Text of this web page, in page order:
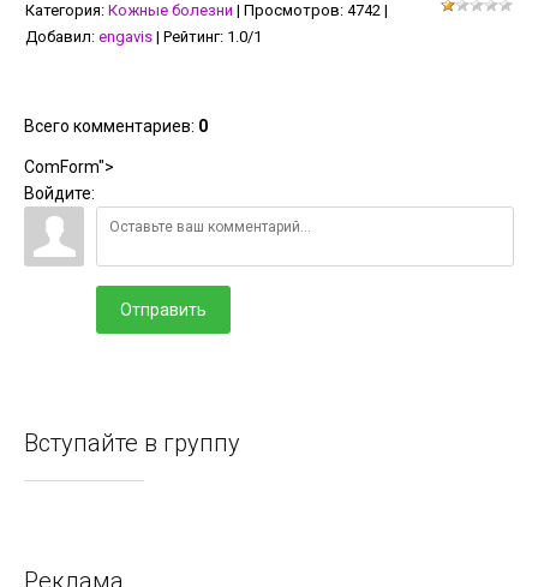
Категория: Кожные болезни | Просмотров: 4742 |
Добавил: engavis | Рейтинг: 1.0/1
Всего комментариев: 0
ComForm">
Войдите:
Отправить
Вступайте в группу
Реклама